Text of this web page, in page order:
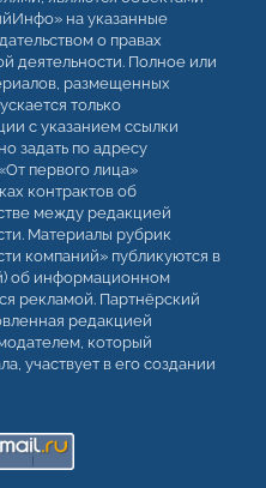
на указанные
о правах
деятельности. Полное или
размещенных
только
с указанием ссылки
задать по адресу
первого лица»
контрактов об
между редакцией
Материалы рубрик
компаний» публикуются в
об информационном
рекламой. Партнёрский
редакцией
который
участвует в его создании